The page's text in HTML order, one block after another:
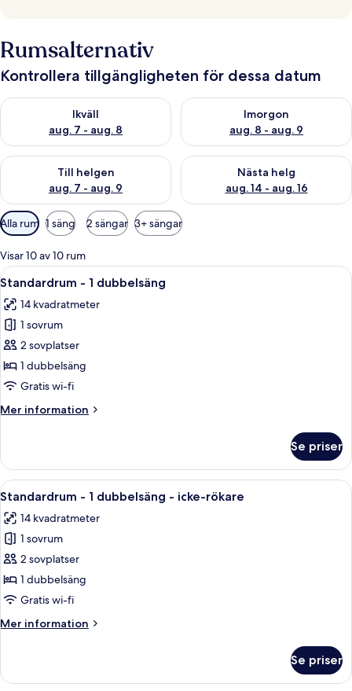
Rumsalternativ
Kontrollera tillgängligheten för dessa datum
Ikväll
aug. 7 - aug. 8
Kontrollera tillgängligheten för ikväll aug. 7 - aug. 8
Imorgon
aug. 8 - aug. 9
Kontrollera tillgängligheten
Till helgen
aug. 7 - aug. 9
Kontrollera tillgängligheten för den här helgen aug. 7 - aug. 9
Nästa helg
aug. 14 - aug. 16
Kontrollera tillgängligheten
Tillgängliga
filter
för
rum
Alla rum 1 säng 2 sängar 3+ sängar
Visar 10 av 10 rum
Öppna
alla
foton
för
Standardrum
-
1
En snyggt bäddad säng med vita
10
Standardrum - 1 dubbelsäng
14 kvadratmeter
1 sovrum
2 sovplatser
1 dubbelsäng
Gratis wi-fi
Mer information
Mer
-
dubbelsäng
Se priser
Öppna
alla
foton
för
Standardrum
-
1
-
En snyggt bäddad säng med vita
7
Standardrum - 1 dubbelsäng - icke-rökare
14 kvadratmeter
1 sovrum
2 sovplatser
1 dubbelsäng
Gratis wi-fi
Mer information
Mer
-
Se priser